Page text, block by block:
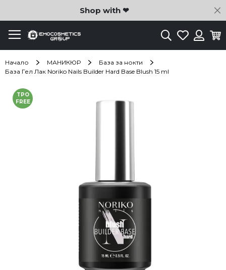
Shop with ❤
ТърсенеЛюбими
Начало МАНИКЮР
База за нокти
База Гел Лак Noriko Nails Builder Hard Base Blush 15 ml
TPO
FREE
Преминете
към
края